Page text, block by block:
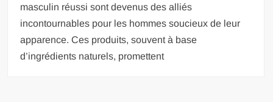
masculin réussi sont devenus des alliés
incontournables pour les hommes soucieux de leur
apparence. Ces produits, souvent à base
d’ingrédients naturels, promettent